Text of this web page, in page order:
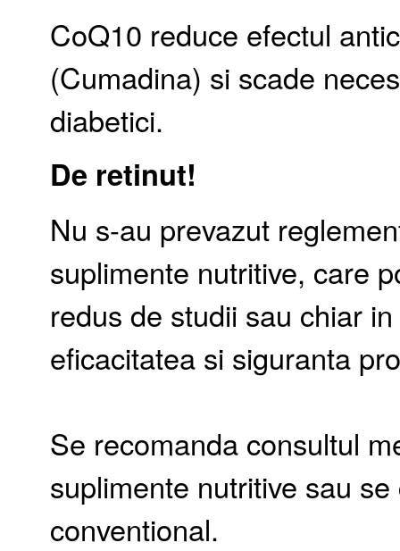
CoQ10 reduce efectul
(Cumadina) si scade
diabetici.
De retinut!
Nu s-au prevazut
suplimente nutritive, care
redus de studii sau chiar
eficacitatea si siguranta
Se recomanda consultul
suplimente nutritive sau
conventional.